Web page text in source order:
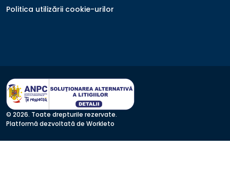
Politica utilizării cookie-urilor
© 2026. Toate drepturile rezervate.
Platformă dezvoltată de Workleto